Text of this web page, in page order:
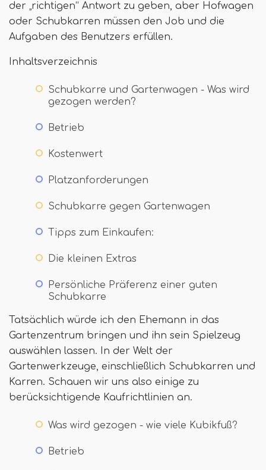
der „richtigen“ Antwort zu geben, aber Hofwagen
oder Schubkarren müssen den Job und die
Aufgaben des Benutzers erfüllen.
Inhaltsverzeichnis
Schubkarre und Gartenwagen - Was wird
gezogen werden?
Betrieb
Kostenwert
Platzanforderungen
Schubkarre gegen Gartenwagen
Tipps zum Einkaufen:
Die kleinen Extras
Persönliche Präferenz einer guten
Schubkarre
Tatsächlich würde ich den Ehemann in das
Gartenzentrum bringen und ihn sein Spielzeug
auswählen lassen. In der Welt der
Gartenwerkzeuge, einschließlich Schubkarren und
Karren. Schauen wir uns also einige zu
berücksichtigende Kaufrichtlinien an.
Was wird gezogen - wie viele Kubikfuß?
Betrieb